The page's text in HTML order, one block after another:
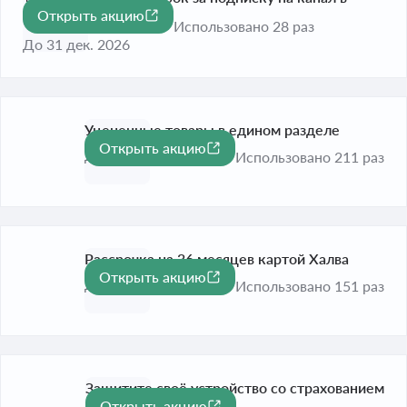
МАКС
До 31 дек. 2026
Открыть акцию
Использовано 28 раз
Уцененные товары в едином разделе
До 31 авг. 2026
Открыть акцию
Использовано 211 раз
Рассрочка на 36 месяцев картой Халва
До 31 дек. 2026
Открыть акцию
Использовано 151 раз
Защитите своё устройство со страхованием